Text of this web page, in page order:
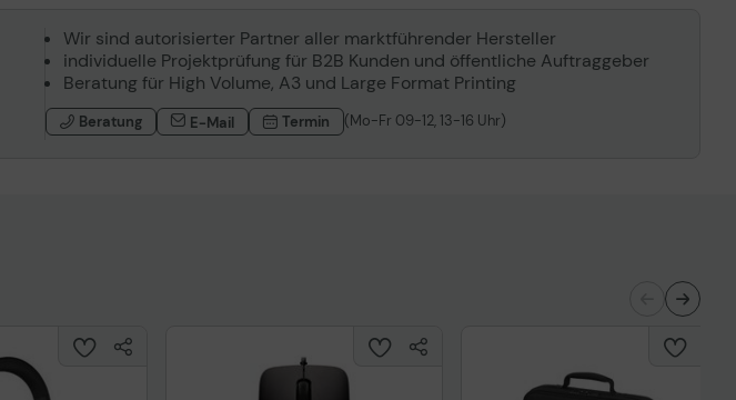
Wir sind autorisierter Partner aller marktführender Hersteller
individuelle Projektprüfung für B2B Kunden und öffentliche Auftraggeber
Beratung für High Volume, A3 und Large Format Printing
Beratung E-Mail Termin (Mo-Fr 09-12, 13-16 Uhr)